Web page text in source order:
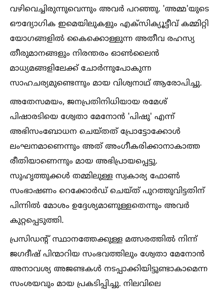
വഴിവെച്ചിരുന്നുവെന്നും അവർ പറഞ്ഞു. 'അമ്മ'യുടെ
ഔദ്യോഗിക ഇമെയിലുകളും എക്സിക്യൂട്ടീവ് കമ്മിറ്റി
യോഗങ്ങളില്‍ കൈക്കൊള്ളുന്ന അതീവ രഹസ്യ
തീരുമാനങ്ങളും നിരന്തരം ഓണ്‍ലൈൻ
മാധ്യമങ്ങളിലേക്ക് ചോർന്നുപോകുന്ന
സാഹചര്യമുണ്ടെന്നും മായ വിശ്വനാഥ് ആരോപിച്ചു.
അതേസമയം, ജനപ്രതിനിധിയായ രമേശ്
പിഷാരടിയെ ശ്വേതാ മേനോൻ 'പിഷു' എന്ന്
അഭിസംബോധന ചെയ്തത് പ്രോട്ടോക്കോള്‍
ലംഘനമാണെന്നും അത് അംഗീകരിക്കാനാകാത്ത
രീതിയാണെന്നും മായ അഭിപ്രായപ്പെട്ടു.
സുഹൃത്തുക്കള്‍ തമ്മിലുള്ള സ്വകാര്യ ഫോണ്‍
സംഭാഷണം റെക്കോർഡ് ചെയ്ത് പുറത്തുവിട്ടതിന്
പിന്നില്‍ മോശം ഉദ്ദേശ്യമാണുള്ളതെന്നും അവർ
കുറ്റപ്പെടുത്തി.
പ്രസിഡന്റ് സ്ഥാനത്തേക്കുള്ള മത്സരത്തില്‍ നിന്ന്
ജഗദീഷ് പിന്മാറിയ സംഭവത്തിലും ശ്വേതാ മേനോൻ
അനാവശ്യ അജണ്ടകള്‍ നടപ്പാക്കിയിട്ടുണ്ടാകാമെന്ന
സംശയവും മായ പ്രകടിപ്പിച്ചു. നിലവിലെ